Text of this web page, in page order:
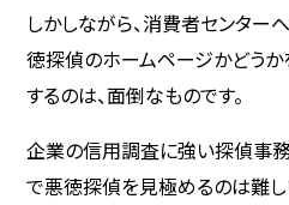
しかしながら、消費者センター
徳探偵のホームページかどう
するのは、面倒なものです。
企業の信用調査に強い探偵事
で悪徳探偵を見極めるのは難